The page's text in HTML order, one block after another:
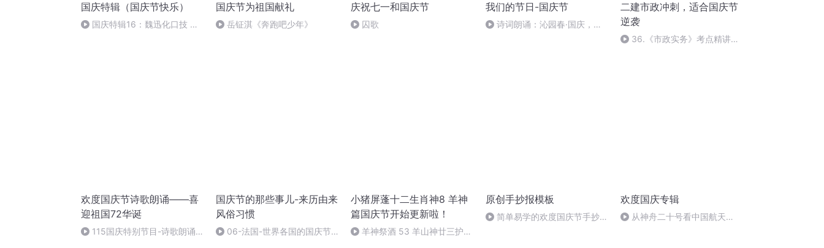
国庆特辑（国庆节快乐）
国庆特辑16：魏迅化口技 二
国庆节为祖国献礼
岳钲淇《奔跑吧少年》
庆祝七一和国庆节
囚歌
我们的节日-国庆节
诗词朗诵：沁园春·国庆，朗
二建市政冲刺，适合国庆节
逆袭
36.《市政实务》考点精讲第
欢度国庆节诗歌朗诵——喜
迎祖国72华诞
115国庆特别节目-诗歌朗诵-
国庆节的那些事儿-来历由来
风俗习惯
06-法国-世界各国的国庆节-
小猪屏蓬十二生肖神8 羊神
篇国庆节开始更新啦！
羊神祭酒 53 羊山神廿三护祭
原创手抄报模板
简单易学的欢度国庆节手抄报
欢度国庆专辑
从神舟二十号看中国航天